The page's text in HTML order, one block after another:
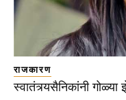
राजकारण
स्वातंत्र्यसैनिकांनी